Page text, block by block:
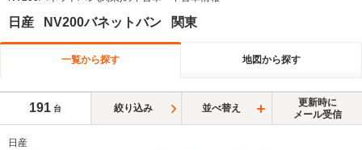
日産 NV200バネットバン 関東
一覧から探す 地図から探す
191 台 絞り込み 並べ替え
更新時に
メール受信
日産